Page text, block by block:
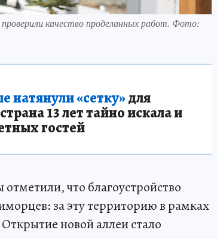
качество проделанных работ. Фото:
натянули «сетку»для
13 лет тайно искала и
гостей
что благоустройство
за эту территорию в рамках
новой аллеи стало